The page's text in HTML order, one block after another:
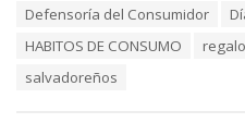
Defensoría del Consumidor
HABITOS DE CONSUMO
salvadoreños